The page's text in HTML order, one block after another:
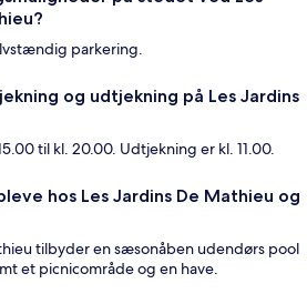
parkering.
og udtjekning på Les Jardins
til kl. 20.00. Udtjekning er kl. 11.00.
hos Les Jardins De Mathieu og
tilbyder en sæsonåben udendørs pool
et picnicområde og en have.